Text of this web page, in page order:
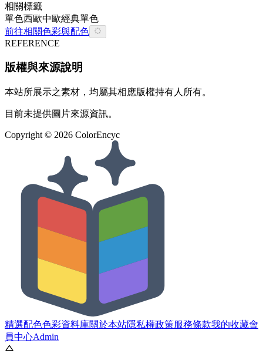
相關標籤
單色西歐中歐經典單色
前往相關色彩與配色
REFERENCE
版權與來源說明
本站所展示之素材，均屬其相應版權持有人所有。
目前未提供圖片來源資訊。
Copyright © 2026 ColorEncyc
精選配色色彩資料庫關於本站隱私權政策服務條款我的收藏會
員中心Admin